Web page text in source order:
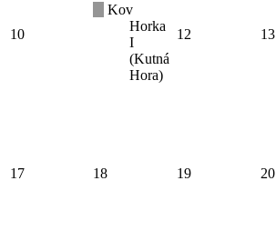
10
Kov
Horka
I
(Kutná
Hora)
12 13
17 18 19 20